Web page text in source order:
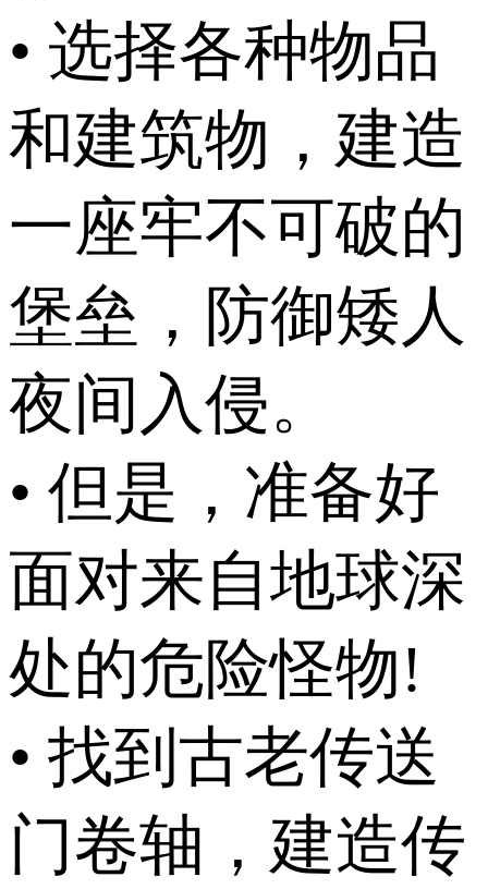
• 选择各种物品
和建筑物，建造
一座牢不可破的
堡垒，防御矮人
夜间入侵。
• 但是，准备好
面对来自地球深
处的危险怪物!
• 找到古老传送
门卷轴，建造传